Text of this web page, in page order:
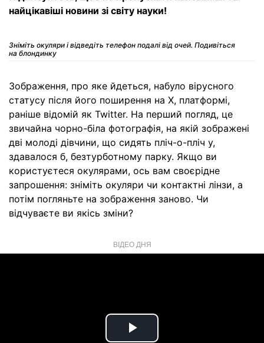
найцікавіші новини зі світу науки!
Зніміть окуляри і відведіть телефон подалі від очей. Подивіться
на блондинку
Зображення, про яке йдеться, набуло вірусного
статусу після його поширення на X, платформі,
раніше відомій як Twitter. На перший погляд, це
звичайна чорно-біла фотографія, на якій зображені
дві молоді дівчини, що сидять пліч-о-пліч у,
здавалося б, безтурботному парку. Якщо ви
користуєтеся окулярами, ось вам своєрідне
запрошення: зніміть окуляри чи контактні лінзи, а
потім погляньте на зображення заново. Чи
відчуваєте ви якісь зміни?
ВІДЕО ДНЯ